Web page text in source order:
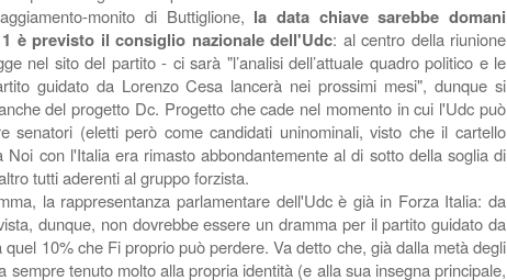
monito di Buttiglione, la data chiave sarebbe domani
è previsto il consiglio nazionale dell'Udc: al centro della riunione
nel sito del partito - ci sarà "l’analisi dell’attuale quadro politico e le
guidato da Lorenzo Cesa lancerà nei prossimi mesi", dunque si
del progetto Dc. Progetto che cade nel momento in cui l'Udc può
senatori (eletti però come candidati uninominali, visto che il cartello
Noi con l'Italia era rimasto abbondantemente al di sotto della soglia di
tutti aderenti al gruppo forzista.
la rappresentanza parlamentare dell'Udc è già in Forza Italia: da
dunque, non dovrebbe essere un dramma per il partito guidato da
10% che Fi proprio può perdere. Va detto che, già dalla metà degli
sempre tenuto molto alla propria identità (e alla sua insegna principale,